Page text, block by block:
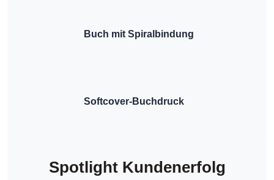
Buch mit Spiralbindung
Softcover-Buchdruck
Spotlight Kundenerfolg